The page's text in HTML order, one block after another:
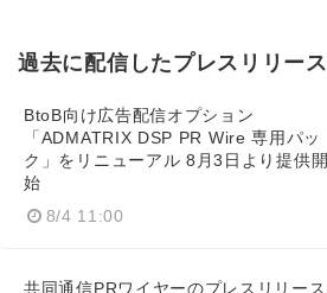
過去に配信したプレスリリース
BtoB向け広告配信オプション
「ADMATRIX DSP PR Wire 専用パッ
ク」をリニューアル 8月3日より提供開
始
8/4 11:00
共同通信PRワイヤーのプレスリリース